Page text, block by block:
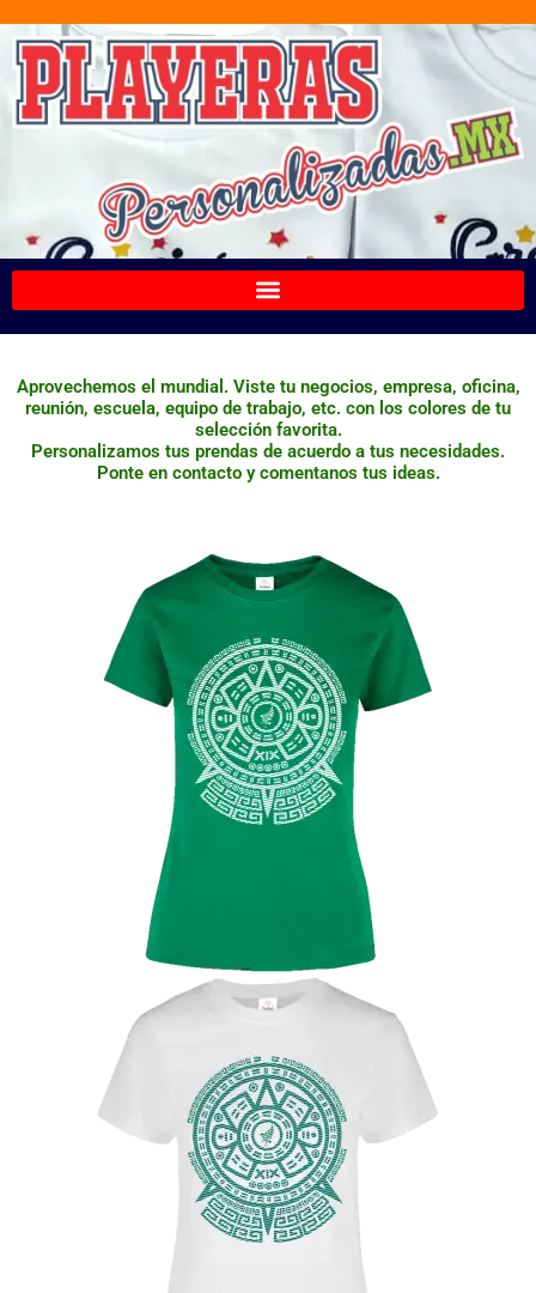
contenido
Aprovechemos el mundial. Viste tu negocios, empresa, oficina,
reunión, escuela, equipo de trabajo, etc. con los colores de tu
selección favorita.
Personalizamos tus prendas de acuerdo a tus necesidades.
Ponte en contacto y comentanos tus ideas.